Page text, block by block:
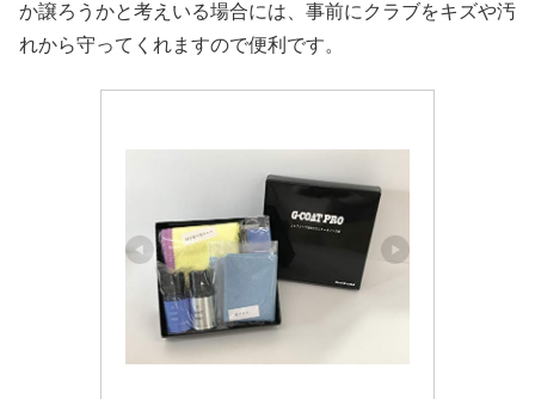
か譲ろうかと考えいる場合には、事前にクラブをキズや汚
れから守ってくれますので便利です。